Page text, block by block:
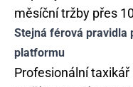
měsíční tržby přes
Stejná férová pravidla
platformu
Profesionální